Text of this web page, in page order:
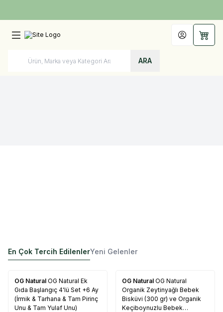
ARA
Hesabım
En Çok Tercih EdilenlerYeni Gelenler
%35
OG Natural OG Natural Ek
Gıda Başlangıç 4'lü Set +6 Ay
(İrmik & Tarhana & Tam Pirinç
Unu & Tam Yulaf Unu)
%27
OG Natural OG Natural
Organik Zeytinyağlı Bebek
Bisküvi (300 gr) ve Organik
Keçiboynuzlu Bebek